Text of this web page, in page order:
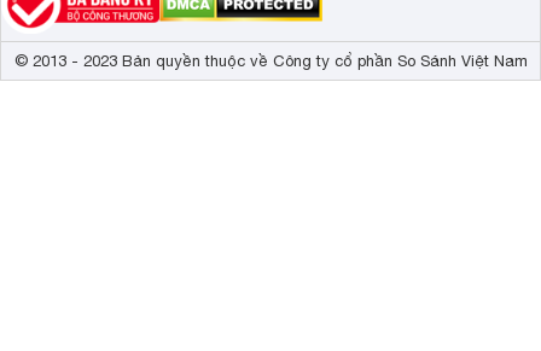
© 2013 - 2023 Bản quyền thuộc về Công ty cổ phần So Sánh Việt Nam